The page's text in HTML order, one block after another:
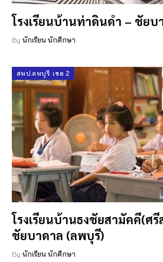
โรงเรียนบ้านท่าดินดำ – ชัย
By นักเรียน นักศึกษา
สพป.ลพบุรี เขต 2
โรงเรียนบ้านธงชัยสามัคคี(ศ
ชัยบาดาล (ลพบุรี)
By นักเรียน นักศึกษา